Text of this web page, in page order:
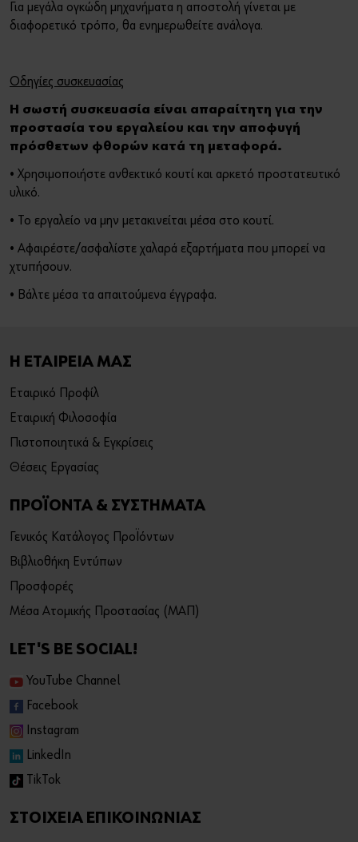
Για μεγάλα ογκώδη μηχανήματα η αποστολή γίνεται με
διαφορετικό τρόπο, θα ενημερωθείτε ανάλογα.
Οδηγίες συσκευασίας
Η σωστή συσκευασία είναι απαραίτητη για την
προστασία του εργαλείου και την αποφυγή
πρόσθετων φθορών κατά τη μεταφορά.
• Χρησιμοποιήστε ανθεκτικό κουτί και αρκετό προστατευτικό
υλικό.
• Το εργαλείο να μην μετακινείται μέσα στο κουτί.
• Αφαιρέστε/ασφαλίστε χαλαρά εξαρτήματα που μπορεί να
χτυπήσουν.
• Βάλτε μέσα τα απαιτούμενα έγγραφα.
Η ΕΤΑΙΡΕΙΑ ΜΑΣ
Εταιρικό Προφίλ
Εταιρική Φιλοσοφία
Πιστοποιητικά & Εγκρίσεις
Θέσεις Εργασίας
ΠΡΟΪΟΝΤΑ & ΣΥΣΤΗΜΑΤΑ
Γενικός Κατάλογος Προϊόντων
Βιβλιοθήκη Εντύπων
Προσφορές
Μέσα Ατομικής Προστασίας (ΜΑΠ)
LET'S BE SOCIAL!
YouTube Channel
Facebook
Instagram
LinkedIn
TikTok
ΣΤΟΙΧΕΙΑ ΕΠΙΚΟΙΝΩΝΙΑΣ